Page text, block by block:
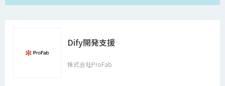
Dify開発支援
株式会社ProFab